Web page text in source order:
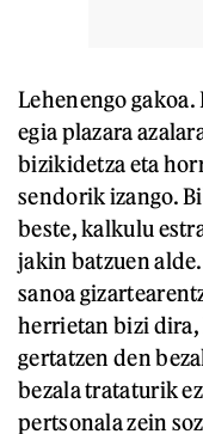
Lehenengo
egia plazara
bizikidetza eta
sendorik izango.
beste, kalkulu
jakin batzuen
sanoa
herrietan bizi
gertatzen den
bezala trataturik
pertsonala zein